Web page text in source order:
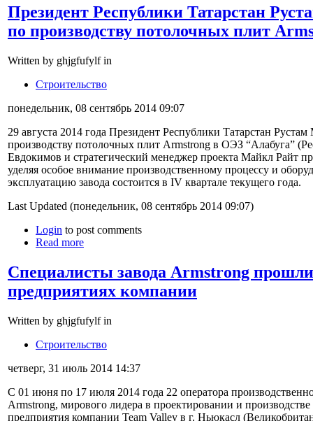
Президент Республики Татарстан
по производству потолочных плит
Written by ghjgfufylf in
Строительство
понедельник, 08 сентябрь 2014 09:07
29 августа 2014 года Президент Республики Татарстан
производству потолочных плит Armstrong в ОЭЗ “Алабуга”
Евдокимов и стратегический менеджер проекта Майкл Райт
уделяя особое внимание производственному процессу и
эксплуатацию завода состоится в IV квартале текущего года.
Last Updated (понедельник, 08 сентябрь 2014 09:07)
Login to post comments
Read more
Специалисты завода Armstrong
предприятиях компании
Written by ghjgfufylf in
Строительство
четверг, 31 июль 2014 14:37
С 01 июня по 17 июля 2014 года 22 оператора
Armstrong, мирового лидера в проектировании и
предприятия компании Team Valley в г. Ньюкасл